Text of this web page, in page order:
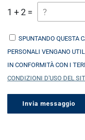
1 + 2 =
SPUNTANDO QUESTA
PERSONALI VENGANO
IN CONFORMITÀ CON I
CONDIZIONI D'USO DEL